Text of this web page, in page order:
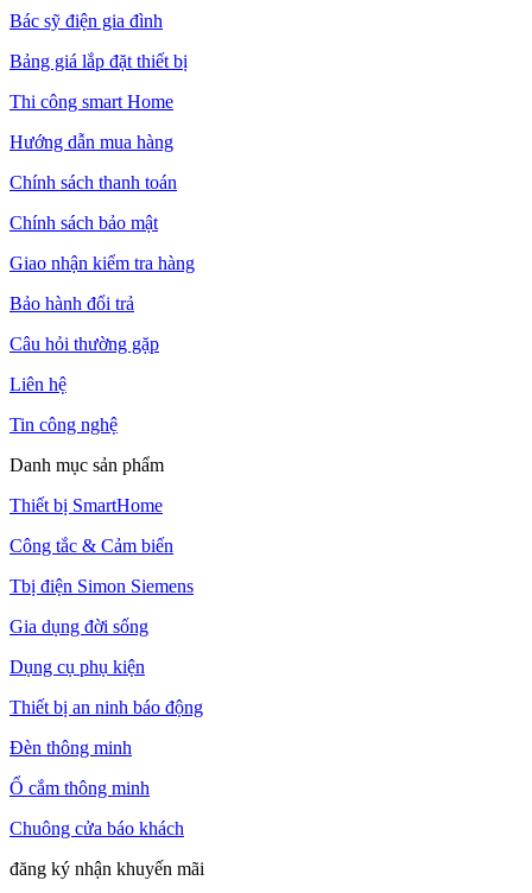
Bác sỹ điện gia đình
Bảng giá lắp đặt thiết bị
Thi công smart Home
Hướng dẫn mua hàng
Chính sách thanh toán
Chính sách bảo mật
Giao nhận kiểm tra hàng
Bảo hành đổi trả
Câu hỏi thường gặp
Liên hệ
Tin công nghệ
Danh mục sản phẩm
Thiết bị SmartHome
Công tắc & Cảm biến
Tbị điện Simon Siemens
Gia dụng đời sống
Dụng cụ phụ kiện
Thiết bị an ninh báo động
Đèn thông minh
Ổ cắm thông minh
Chuông cửa báo khách
đăng ký nhận khuyến mãi